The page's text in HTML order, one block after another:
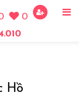
0
Hồ